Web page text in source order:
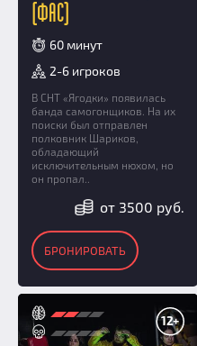
(ФАС)
60 минут
2-6 игроков
В СНТ «Ягодки» появилась
банда самогонщиков. На их
поиски был отправлен
полковник Шариков,
обладающий
исключительным нюхом, но
он пропал..
от 3500 руб.
БРОНИРОВАТЬ
12+